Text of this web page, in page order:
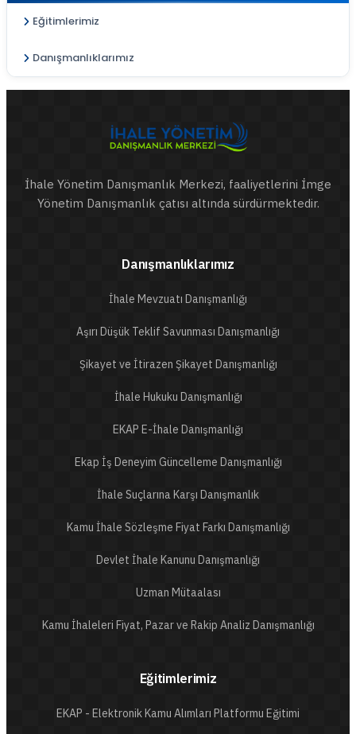
Eğitimlerimiz
Danışmanlıklarımız
İhale Yönetim Danışmanlık Merkezi, faaliyetlerini İmge
Yönetim Danışmanlık çatısı altında sürdürmektedir.
Danışmanlıklarımız
İhale Mevzuatı Danışmanlığı
Aşırı Düşük Teklif Savunması Danışmanlığı
Şikayet ve İtirazen Şikayet Danışmanlığı
İhale Hukuku Danışmanlığı
EKAP E-İhale Danışmanlığı
Ekap İş Deneyim Güncelleme Danışmanlığı
İhale Suçlarına Karşı Danışmanlık
Kamu İhale Sözleşme Fiyat Farkı Danışmanlığı
Devlet İhale Kanunu Danışmanlığı
Uzman Mütaalası
Kamu İhaleleri Fiyat, Pazar ve Rakip Analiz Danışmanlığı
Eğitimlerimiz
EKAP - Elektronik Kamu Alımları Platformu Eğitimi